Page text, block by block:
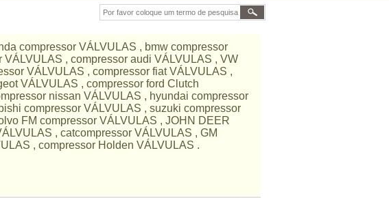
compressor VÁLVULAS , bmw compressor
, compressor audi VÁLVULAS , VW
VÁLVULAS , compressor fiat VÁLVULAS ,
VÁLVULAS , compressor ford Clutch
nissan VÁLVULAS , hyundai compressor
compressor VÁLVULAS , suzuki compressor
FM compressor VÁLVULAS , JOHN DEER
, catcompressor VÁLVULAS , GM
, compressor Holden VÁLVULAS .